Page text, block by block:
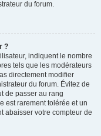
du forum.
?
indiquent le nombre
tels que les modérateurs
directement modifier
du forum. Évitez de
de passer au rang
est rarement tolérée et un
abaisser votre compteur de